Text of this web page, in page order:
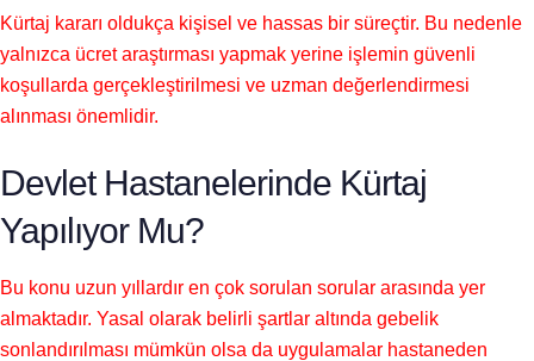
Kürtaj kararı oldukça kişisel ve hassas bir süreçtir. Bu nedenle
yalnızca ücret araştırması yapmak yerine işlemin güvenli
koşullarda gerçekleştirilmesi ve uzman değerlendirmesi
alınması önemlidir.
Devlet Hastanelerinde Kürtaj
Yapılıyor Mu?
Bu konu uzun yıllardır en çok sorulan sorular arasında yer
almaktadır. Yasal olarak belirli şartlar altında gebelik
sonlandırılması mümkün olsa da uygulamalar hastaneden